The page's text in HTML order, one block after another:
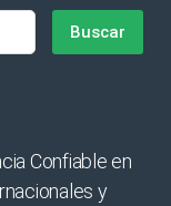
Confiable en
y